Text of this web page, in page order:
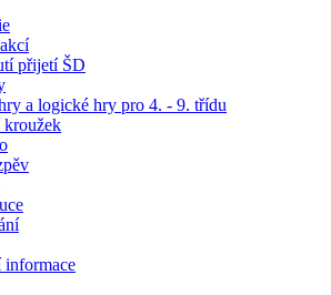
přijetí ŠD
a logické hry pro 4. - 9. třídu
kroužek